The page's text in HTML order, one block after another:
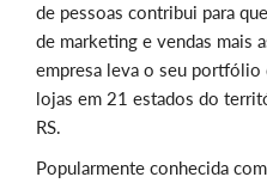
de pessoas contribui para
de marketing e vendas mais
empresa leva o seu portfólio
lojas em 21 estados do
RS.
Popularmente conhecida